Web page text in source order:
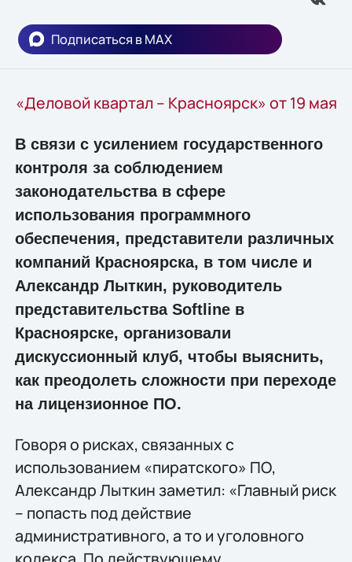
Подписаться в MAX
«Деловой квартал – Красноярск» от 19 мая
В связи с усилением государственного
контроля за соблюдением
законодательства в сфере
использования программного
обеспечения, представители различных
компаний Красноярска, в том числе и
Александр Лыткин, руководитель
представительства Softline в
Красноярске, организовали
дискуссионный клуб, чтобы выяснить,
как преодолеть сложности при переходе
на лицензионное ПО.
Говоря о рисках, связанных с
использованием «пиратского» ПО,
Александр Лыткин заметил: «Главный риск
– попасть под действие
административного, а то и уголовного